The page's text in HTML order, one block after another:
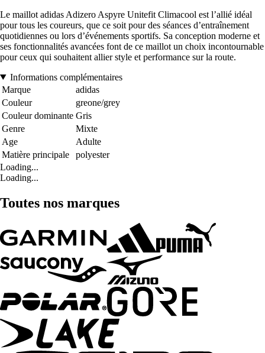
Le maillot adidas Adizero Aspyre Unitefit Climacool est l’allié idéal
pour tous les coureurs, que ce soit pour des séances d’entraînement
quotidiennes ou lors d’événements sportifs. Sa conception moderne et
ses fonctionnalités avancées font de ce maillot un choix incontournable
pour ceux qui souhaitent allier style et performance sur la route.
Informations complémentaires
Marque
adidas
Couleur
greone/grey
Couleur dominante Gris
Genre
Mixte
Age
Adulte
Matière principale
polyester
Loading...
Loading...
Toutes nos marques